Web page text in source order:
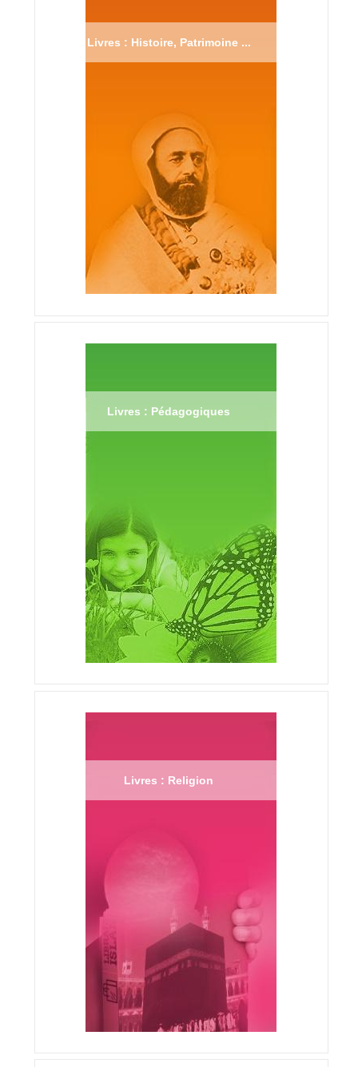
Livres : Histoire, Patrimoine ...
Livres : Pédagogiques
Livres : Religion